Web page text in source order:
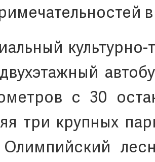
с 30
три крупных